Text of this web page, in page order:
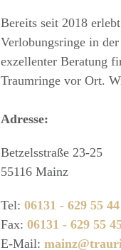
Bereits seit 2018
Verlobungsringe in
exzellenter Beratung
Traumringe vor Ort.
Adresse:
Betzelsstraße 23-25
55116 Mainz
Tel: 06131 - 629 55 44
Fax: 06131 - 629 55
E-Mail: